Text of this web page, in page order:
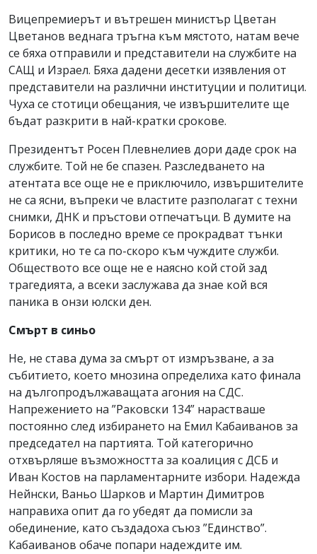
Вицепремиерът и вътрешен министър Цветан
Цветанов веднага тръгна към мястото, натам вече
се бяха отправили и представители на службите на
САЩ и Израел. Бяха дадени десетки изявления от
представители на различни институции и политици.
Чуха се стотици обещания, че извършителите ще
бъдат разкрити в най-кратки срокове.
Президентът Росен Плевнелиев дори даде срок на
службите. Той не бе спазен. Разследването на
атентата все още не е приключило, извършителите
не са ясни, въпреки че властите разполагат с техни
снимки, ДНК и пръстови отпечатъци. В думите на
Борисов в последно време се прокрадват тънки
критики, но те са по-скоро към чуждите служби.
Обществото все още не е наясно кой стой зад
трагедията, а всеки заслужава да знае кой вся
паника в онзи юлски ден.
Смърт в синьо
Не, не става дума за смърт от измръзване, а за
събитието, което мнозина определиха като финала
на дългопродължаващата агония на СДС.
Напрежението на ”Раковски 134” нарастваше
постоянно след избирането на Емил Кабаиванов за
председател на партията. Той категорично
отхвърляше възможността за коалиция с ДСБ и
Иван Костов на парламентарните избори. Надежда
Нейнски, Ваньо Шарков и Мартин Димитров
направиха опит да го убедят да помисли за
обединение, като създадоха съюз ”Единство”.
Кабаиванов обаче попари надеждите им.